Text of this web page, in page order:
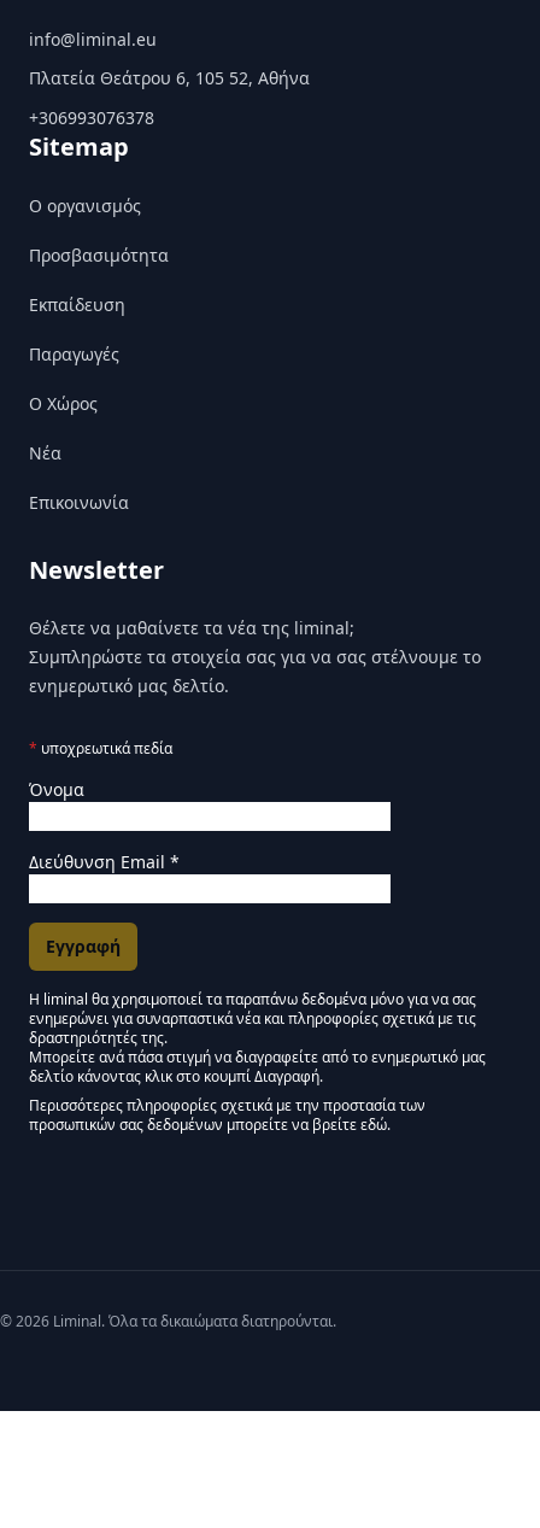
info@liminal.eu
Πλατεία Θεάτρου 6, 105 52, Αθήνα
+306993076378
Sitemap
Ο οργανισμός
Προσβασιμότητα
Εκπαίδευση
Παραγωγές
Ο Χώρος
Nέα
Επικοινωνία
Newsletter
Θέλετε να μαθαίνετε τα νέα της liminal;
Συμπληρώστε τα στοιχεία σας για να σας στέλνουμε το
ενημερωτικό μας δελτίο.
* υποχρεωτικά πεδία
Όνομα
Διεύθυνση Email *
Εγκρίσεις Μάρκετινγκ
Η liminal θα χρησιμοποιεί τα παραπάνω δεδομένα μόνο για να σας
ενημερώνει για συναρπαστικά νέα και πληροφορίες σχετικά με τις
δραστηριότητές της.
Μείνετε συντονισμένοι - Ενημερωτικό δελτίο
Μπορείτε ανά πάσα στιγμή να διαγραφείτε από το ενημερωτικό μας
δελτίο κάνοντας κλικ στο κουμπί Διαγραφή.
Περισσότερες πληροφορίες σχετικά με την προστασία των
προσωπικών σας δεδομένων μπορείτε να βρείτε εδώ.
© 2026 Liminal. Όλα τα δικαιώματα διατηρούνται.